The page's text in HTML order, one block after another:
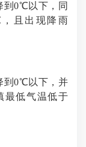
0℃以下，同
且出现降雨
0℃以下，并
最低气温低于